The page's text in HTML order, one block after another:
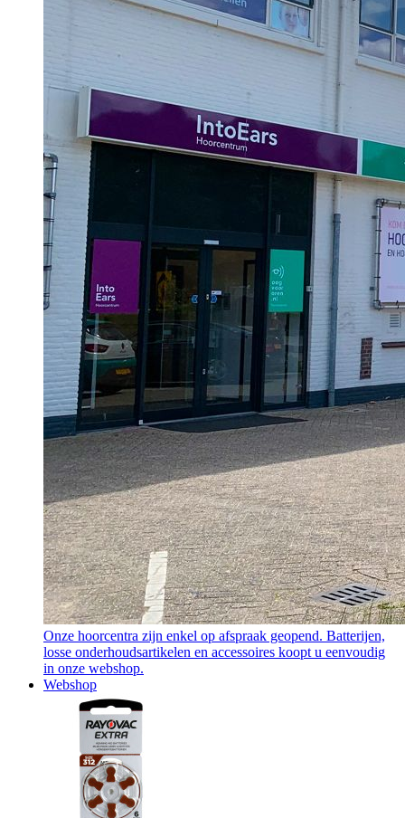
Onze hoorcentra zijn enkel op afspraak geopend. Batterijen,
losse onderhoudsartikelen en accessoires koopt u eenvoudig
in onze webshop.
Webshop